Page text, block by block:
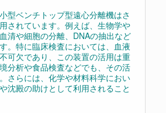
型ベンチトップ型遠心分離機はさ
されています。例えば、生物学や
清や細胞の分離、DNAの抽出など
。特に臨床検査においては、血液
可欠であり、この装置の活用は重
分析や食品検査などでも、その活
さらには、化学や材料科学におい
沈殿の助けとして利用されること